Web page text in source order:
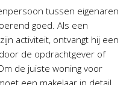
tussen eigenaren
goed. Als een
activiteit, ontvangt hij een
de opdrachtgever of
de juiste woning voor
een makelaar in detail